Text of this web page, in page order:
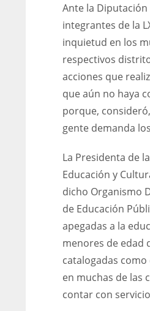
Ante la
integrantes de la
inquietud en los
respectivos
acciones que
que aún no haya
porque,
gente demanda
La Presidenta de
Educación y
dicho Organismo
de Educación
apegadas a la
menores de edad
catalogadas
en muchas de las
contar con